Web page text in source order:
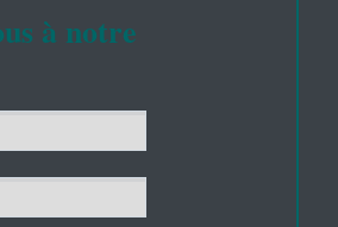
à notre